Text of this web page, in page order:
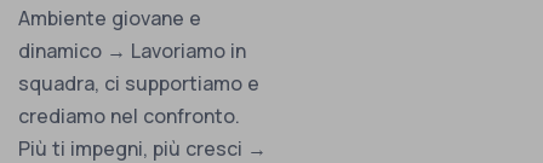
Ambiente giovane e
dinamico → Lavoriamo in
squadra, ci supportiamo e
crediamo nel confronto.
Più ti impegni, più cresci →